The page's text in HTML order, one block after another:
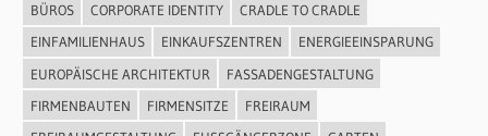
BÜROS
CORPORATE IDENTITY
CRADLE TO CRADLE
EINFAMILIENHAUS
EINKAUFSZENTREN
ENERGIEEINSPARUNG
EUROPÄISCHE ARCHITEKTUR
FASSADENGESTALTUNG
FIRMENBAUTEN
FIRMENSITZE
FREIRAUM